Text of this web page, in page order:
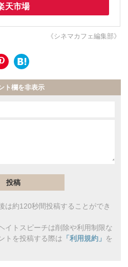
天市場
《シネマカフェ編集部》
ト欄を非表示
は約120秒間投稿することができ
イトスピーチは削除や利用制限な
トを投稿する際は 「利用規約」 を